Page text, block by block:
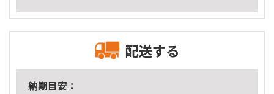
配送する
納期目安：